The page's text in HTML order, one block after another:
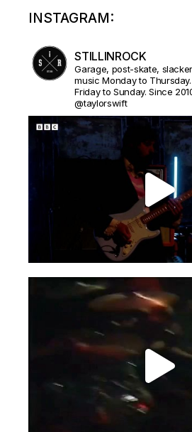
INSTAGRAM:
STILLINROCK
Garage, post-skate,
music Monday to
Friday to Sunday. Since
@taylorswift